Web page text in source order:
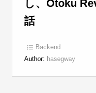
し、Otoku
話
Backend
Author: hasegway